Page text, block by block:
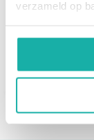
verzameld op
maar kan